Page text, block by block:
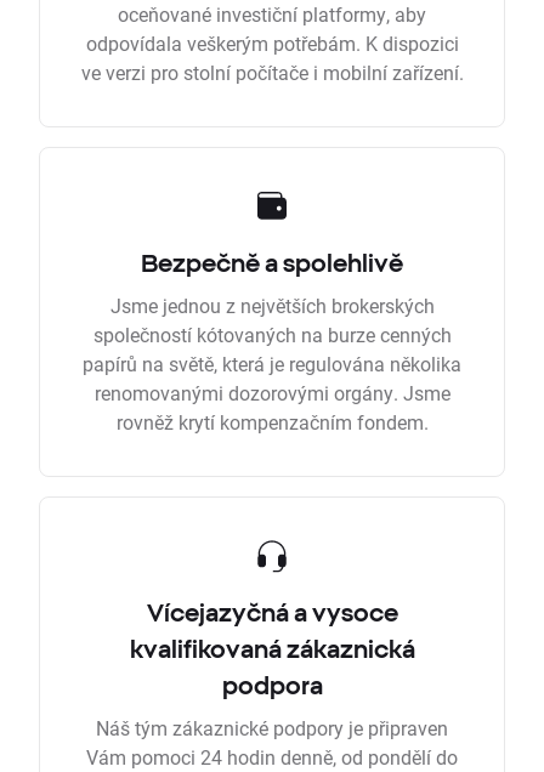
oceňované investiční platformy, aby
odpovídala veškerým potřebám. K dispozici
ve verzi pro stolní počítače i mobilní zařízení.
Bezpečně a spolehlivě
Jsme jednou z největších brokerských
společností kótovaných na burze cenných
papírů na světě, která je regulována několika
renomovanými dozorovými orgány. Jsme
rovněž krytí kompenzačním fondem.
Vícejazyčná a vysoce
kvalifikovaná zákaznická
podpora
Náš tým zákaznické podpory je připraven
Vám pomoci 24 hodin denně, od pondělí do